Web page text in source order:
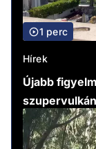
1 perc
Hírek
Újabb